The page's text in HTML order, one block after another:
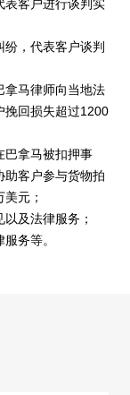
表客户进行谈判实
，代表客户谈判
拿马律师向当地法
挽回损失超过1200
巴拿马被扣押事
助客户参与货物拍
元；
及法律服务；
务等。